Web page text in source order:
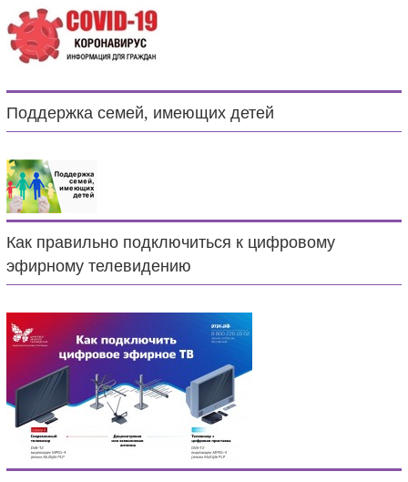
Поддержка семей, имеющих детей
Как правильно подключиться к цифровому
эфирному телевидению